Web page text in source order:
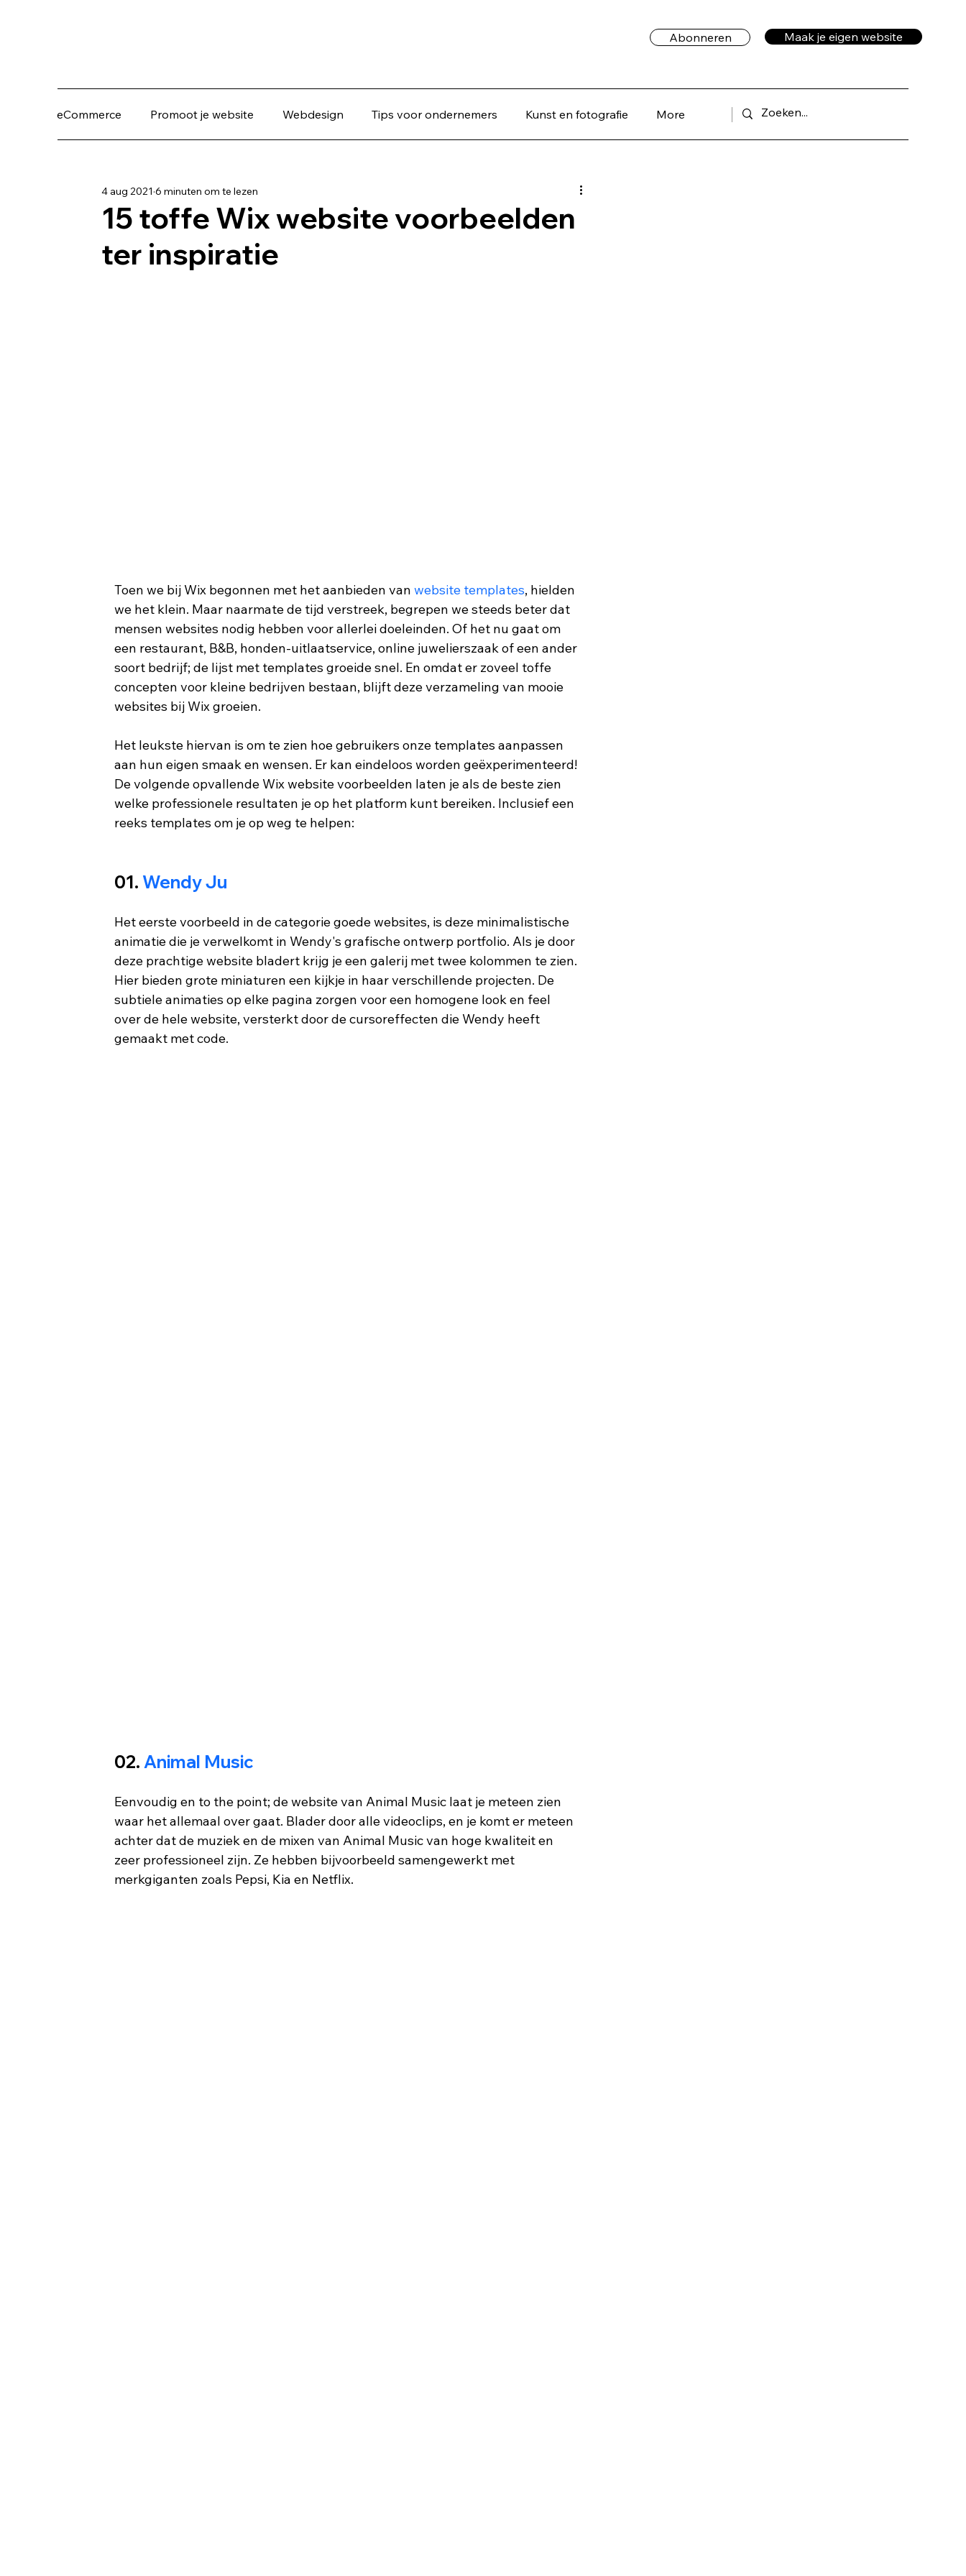
Abonneren Maak je eigen website
eCommerce Promoot je website Webdesign Tips voor ondernemers Kunst en fotografie More
15 toffe Wix website voorbeelden
ter inspiratie
4 aug 2021 6 minuten om te lezen
Toen we bij Wix begonnen met het aanbieden van website templates, hielden
we het klein. Maar naarmate de tijd verstreek, begrepen we steeds beter dat
mensen websites nodig hebben voor allerlei doeleinden. Of het nu gaat om
een restaurant, B&B, honden-uitlaatservice, online juwelierszaak of een ander
soort bedrijf; de lijst met templates groeide snel. En omdat er zoveel toffe
concepten voor kleine bedrijven bestaan, blijft deze verzameling van mooie
websites bij Wix groeien.
Het leukste hiervan is om te zien hoe gebruikers onze templates aanpassen
aan hun eigen smaak en wensen. Er kan eindeloos worden geëxperimenteerd!
De volgende opvallende Wix website voorbeelden laten je als de beste zien
welke professionele resultaten je op het platform kunt bereiken. Inclusief een
reeks templates om je op weg te helpen:
01. Wendy Ju
Het eerste voorbeeld in de categorie goede websites, is deze minimalistische
animatie die je verwelkomt in Wendy's grafische ontwerp portfolio. Als je door
deze prachtige website bladert krijg je een galerij met twee kolommen te zien.
Hier bieden grote miniaturen een kijkje in haar verschillende projecten. De
subtiele animaties op elke pagina zorgen voor een homogene look en feel
over de hele website, versterkt door de cursoreffecten die Wendy heeft
gemaakt met code.
02. Animal Music
Eenvoudig en to the point; de website van Animal Music laat je meteen zien
waar het allemaal over gaat. Blader door alle videoclips, en je komt er meteen
achter dat de muziek en de mixen van Animal Music van hoge kwaliteit en
zeer professioneel zijn. Ze hebben bijvoorbeeld samengewerkt met
merkgiganten zoals Pepsi, Kia en Netflix.